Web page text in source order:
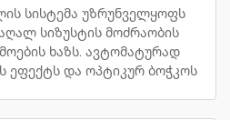
სისტემა უზრუნველყოფს
სიზუსტის მოძრაობის
ხაზს. ავტომატურად
ეფექტს და ოპტიკურ ბოჭკოს